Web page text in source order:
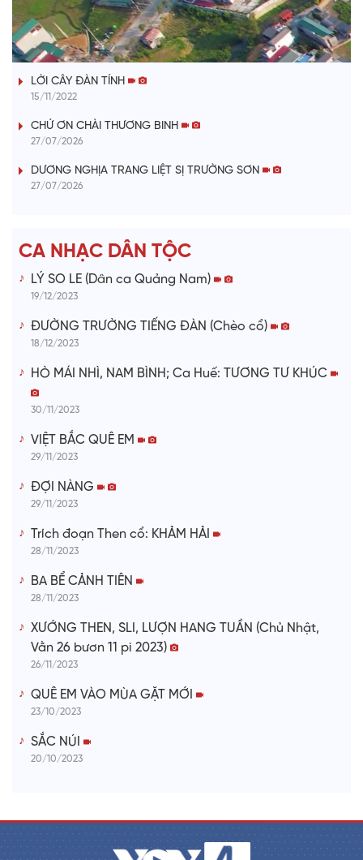
l
a
V
i
e
o
TIẾNG TÍNH QUÊ HƯƠNG
LỜI CÂY ĐÀN TÍNH
15/11/2022
CHỨ ƠN CHÀI THƯƠNG BINH
27/07/2026
DƯƠNG NGHỊA TRANG LIỆT SỊ TRƯỜNG SƠN
27/07/2026
CA NHẠC DÂN TỘC
LÝ SO LE (Dân ca Quảng Nam)
19/12/2023
ĐƯỜNG TRƯỜNG TIẾNG ĐÀN (Chèo cổ)
18/12/2023
HÒ MÁI NHÌ, NAM BÌNH; Ca Huế: TƯƠNG TƯ KHÚC
30/11/2023
VIỆT BẮC QUÊ EM
29/11/2023
ĐỢI NÀNG
29/11/2023
Trích đoạn Then cổ: KHẢM HẢI
28/11/2023
BA BỂ CẢNH TIÊN
28/11/2023
XƯỚNG THEN, SLI, LƯỢN HANG TUẦN (Chủ Nhật,
Vằn 26 bươn 11 pi 2023)
26/11/2023
QUÊ EM VÀO MÙA GẶT MỚI
23/10/2023
SẮC NÚI
20/10/2023